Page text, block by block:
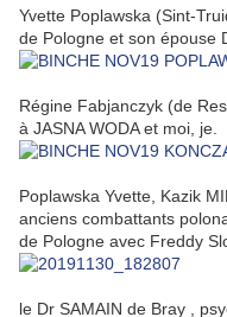
Yvette Poplawska (Sint-
de Pologne et son épouse
Régine Fabjanczyk (de
à JASNA WODA et moi, je.
Poplawska Yvette, Kazik
anciens combattants
de Pologne avec Freddy
le Dr SAMAIN de Bray ,